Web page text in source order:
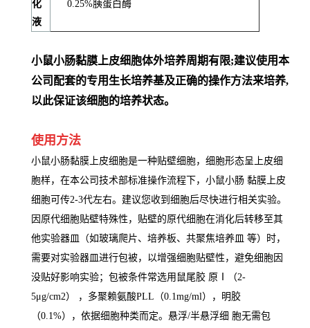
化
液
0.25%胰蛋白酶
小鼠小肠黏膜上皮细胞体外培养周期有限;建议使用本
公司配套的专用生长培养基及正确的操作方法来培养,
以此保证该细胞的培养状态。
使用方法
小鼠小肠黏膜上皮细胞是一种贴壁细胞，细胞形态呈上皮细
胞样，在本公司技术部标准操作流程下，小鼠小肠 黏膜上皮
细胞可传2-3代左右。建议您收到细胞后尽快进行相关实验。
因原代细胞贴壁特殊性，贴壁的原代细胞在消化后转移至其
他实验器皿（如玻璃爬片、培养板、共聚焦培养皿 等）时，
需要对实验器皿进行包被，以增强细胞贴壁性，避免细胞因
没贴好影响实验；包被条件常选用鼠尾胶 原Ⅰ（2-
5μg/cm2） ，多聚赖氨酸PLL（0.1mg/ml），明胶
（0.1%），依据细胞种类而定。悬浮/半悬浮细 胞无需包